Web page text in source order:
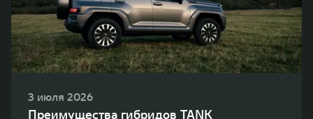
3 июля 2026
Преимущества гибридов TANK